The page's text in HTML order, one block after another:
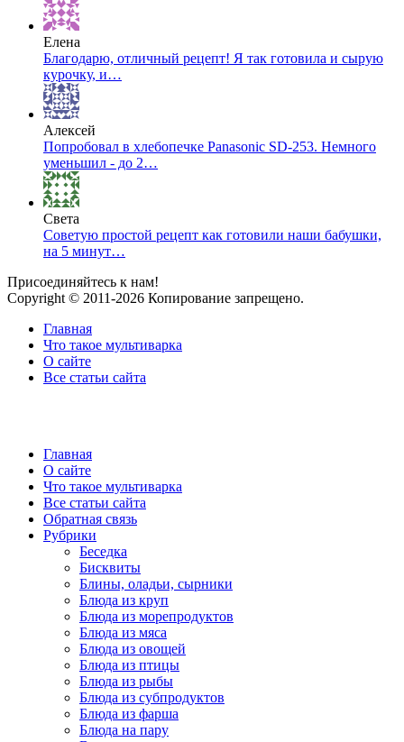
Елена
Благодарю, отличный рецепт! Я так готовила и сырую
курочку, и…
Алексей
Попробовал в хлебопечке Panasonic SD-253. Немного
уменьшил - до 2…
Света
Советую простой рецепт как готовили наши бабушки,
на 5 минут…
Присоединяйтесь к нам!
Copyright © 2011-2026 Копирование запрещено.
Главная
Что такое мультиварка
О сайте
Все статьи сайта
Главная
О сайте
Что такое мультиварка
Все статьи сайта
Обратная связь
Рубрики
Беседка
Бисквиты
Блины, оладьи, сырники
Блюда из круп
Блюда из морепродуктов
Блюда из мяса
Блюда из овощей
Блюда из птицы
Блюда из рыбы
Блюда из субпродуктов
Блюда из фарша
Блюда на пару